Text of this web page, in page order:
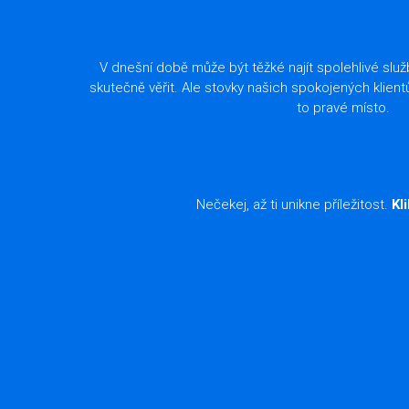
V dnešní době může být těžké najít spolehlivé
skutečně věřit. Ale stovky našich spokojených
to pravé místo.
Nečekej, až ti unikne příležitost.